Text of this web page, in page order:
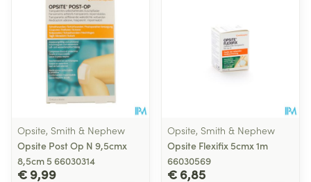
Opsite, Smith & Nephew
Opsite Post Op N 9,5cmx
8,5cm 5 66030314
€ 9,99
Opsite, Smith & Nephew
Opsite Flexifix 5cmx 1m
66030569
€ 6,85